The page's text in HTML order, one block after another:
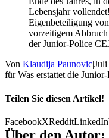
Lebensjahr vollendet!
Eigenbeteiligung
vorzeitigem
der Junior-Police
Von Klaudija Paunovic|Juli
für Was erstattet die
Teilen Sie diesen Artikel!
FacebookXRedditLinkedIn